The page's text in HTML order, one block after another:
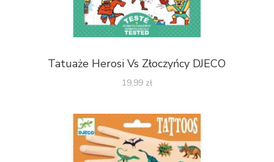
Tatuaże Herosi Vs Złoczyńcy DJECO
19,99 zł